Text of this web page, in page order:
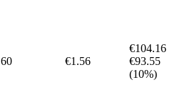
60 €1.56
€104.16
€93.55
(10%)